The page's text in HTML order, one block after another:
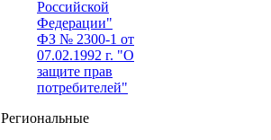
Российской
Федерации"
ФЗ № 2300-1 от
07.02.1992 г. "О
защите прав
потребителей"
Региональные